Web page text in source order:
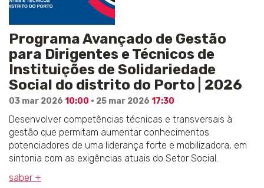
Programa Avançado de Gestão
para Dirigentes e Técnicos de
Instituições de Solidariedade
Social do distrito do Porto | 2026
03 mar 2026 10:00 · 25 mar 2026 17:30
Desenvolver competências técnicas e transversais à
gestão que permitam aumentar conhecimentos
potenciadores de uma liderança forte e mobilizadora, em
sintonia com as exigências atuais do Setor Social.
saber +